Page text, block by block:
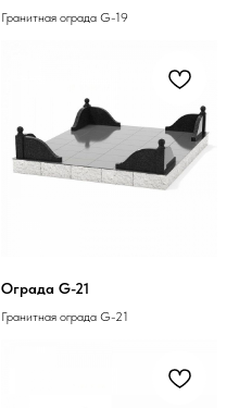
Гранитная ограда G-19
Ограда G-21
Гранитная ограда G-21